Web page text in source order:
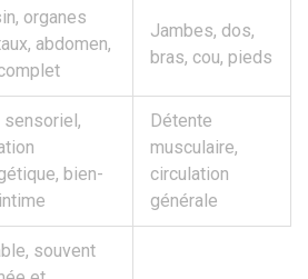
organes
abdomen,
Jambes, dos,
bras, cou, pieds
sensoriel,
bien-
Détente
musculaire,
circulation
générale
souvent